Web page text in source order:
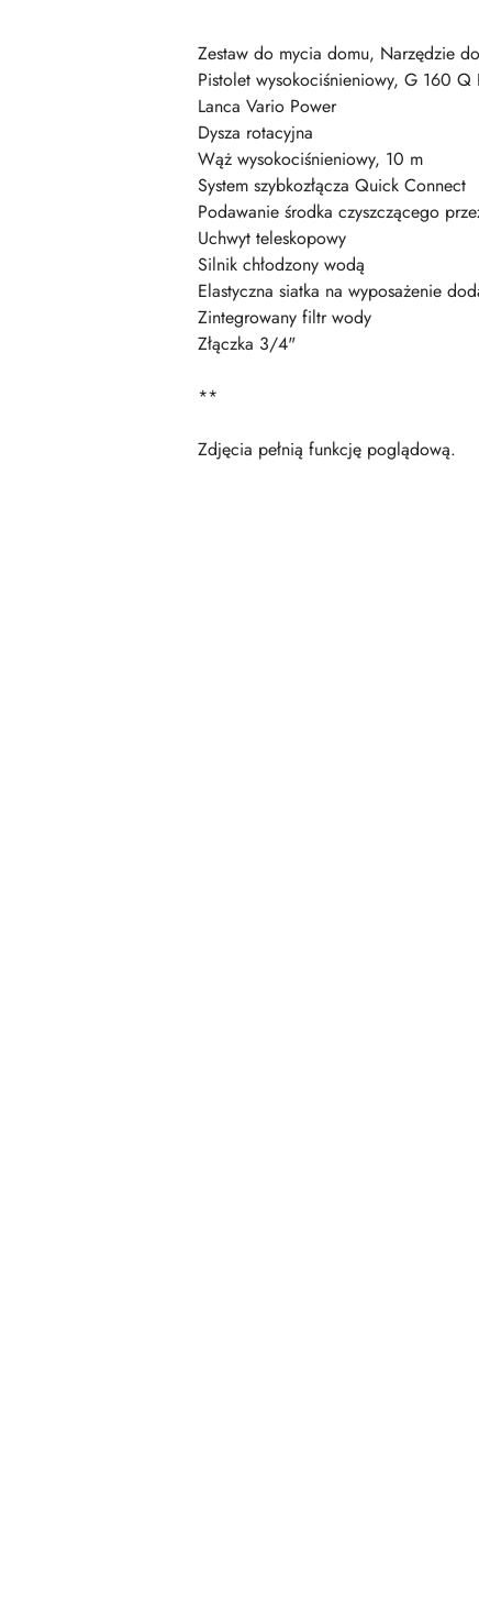
Zestaw do mycia domu, Narzędzie
Pistolet wysokociśnieniowy, G 160
Lanca Vario Power
Dysza rotacyjna
Wąż wysokociśnieniowy, 10 m
System szybkozłącza Quick Connect
Podawanie środka czyszczącego
Uchwyt teleskopowy
Silnik chłodzony wodą
Elastyczna siatka na wyposażenie
Zintegrowany filtr wody
Złączka 3/4"
**
Zdjęcia pełnią funkcję poglądową.